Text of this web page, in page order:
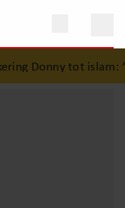
Donny tot islam: